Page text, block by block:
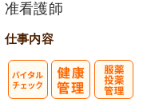
准看護師
仕事内容